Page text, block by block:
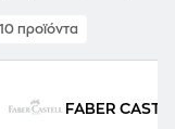
10 προϊόντα
FABER